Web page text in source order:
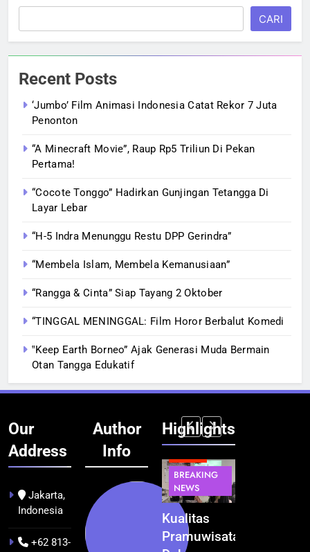
CARI
Recent Posts
‘Jumbo’ Film Animasi Indonesia Catat Rekor 7 Juta
Penonton
“A Minecraft Movie”, Raup Rp5 Triliun Di Pekan
Pertama!
“Cocote Tonggo” Hadirkan Gunjingan Tetangga Di
Layar Lebar
“H-5 Indra Menunggu Restu DPP Gerindra”
“Membela Islam, Membela Kemanusiaan”
“Rangga & Cinta” Siap Tayang 2 Oktober
“TINGGAL MENINGGAL: Film Horor Berbalut Komedi
‟Keep Earth Borneo” Ajak Generasi Muda Bermain
Otan Tangga Edukatif
Our
Address
Jakarta,
Indonesia
+62 813-
Author
Info
Highlights
BERITA
NEWS
Festival
Budaya
BERITA
NEWS
BGN Tindak
BREAKING
NEWS
Kualitas
Pramuwisata